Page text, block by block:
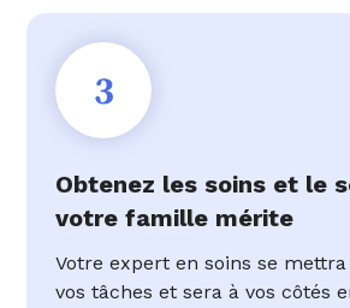
3
Obtenez les soins et le
votre famille mérite
Votre expert en soins se
vos tâches et sera à vos côtés